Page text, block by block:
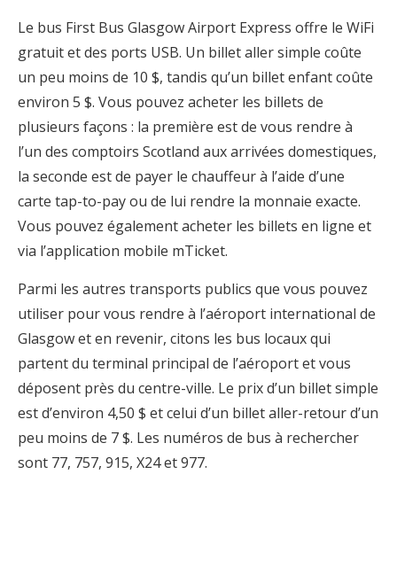
Le bus First Bus Glasgow Airport Express offre le WiFi
gratuit et des ports USB. Un billet aller simple coûte
un peu moins de 10 $, tandis qu’un billet enfant coûte
environ 5 $. Vous pouvez acheter les billets de
plusieurs façons : la première est de vous rendre à
l’un des comptoirs Scotland aux arrivées domestiques,
la seconde est de payer le chauffeur à l’aide d’une
carte tap-to-pay ou de lui rendre la monnaie exacte.
Vous pouvez également acheter les billets en ligne et
via l’application mobile mTicket.
Parmi les autres transports publics que vous pouvez
utiliser pour vous rendre à l’aéroport international de
Glasgow et en revenir, citons les bus locaux qui
partent du terminal principal de l’aéroport et vous
déposent près du centre-ville. Le prix d’un billet simple
est d’environ 4,50 $ et celui d’un billet aller-retour d’un
peu moins de 7 $. Les numéros de bus à rechercher
sont 77, 757, 915, X24 et 977.